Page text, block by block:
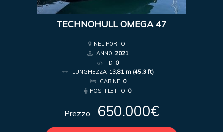
TECHNOHULL OMEGA 47
NEL PORTO
ANNO 2021
ID 0
LUNGHEZZA 13,81 m (45,3 ft)
CABINE 0
POSTI LETTO 0
Prezzo 650.000€